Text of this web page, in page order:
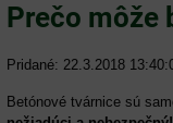
Prečo môže
Pridané: 22.3.2018
Betónové tvárnice sú